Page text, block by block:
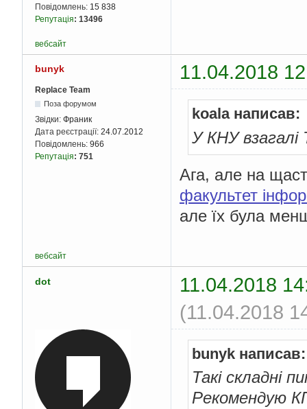
Повідомлень: 15 838
Репутація: 13496
вебсайт
bunyk 11.04.2018
Replace Team
Поза форумом
Звідки: Франик
Дата реєстрації: 24.07.2012
Повідомлень: 966
Репутація: 751
koala написав:
У КНУ взагалі
Ага, але на
факультет
але їх була
вебсайт
dot
11.04.2018
(11.04.2018
bunyk написав:
Такі складні
Рекомендую